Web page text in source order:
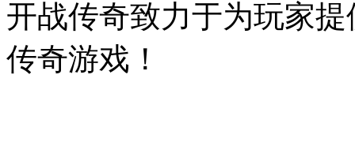
开战传奇致力于为玩家
传奇游戏！